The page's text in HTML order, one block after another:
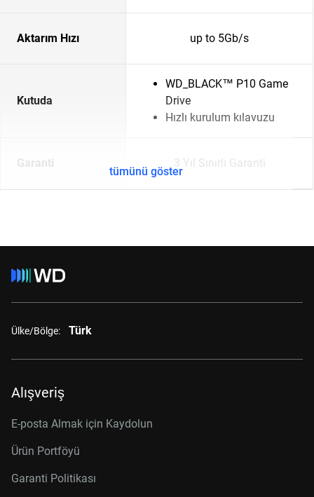
Aktarım Hızı up to 5Gb/s
Kutuda
WD_BLACK™ P10 Game
Drive
Hızlı kurulum kılavuzu
Garanti 3 Yıl Sınırlı Garanti
tümünü göster
Ülke/Bölge: Türk
Alışveriş
E-posta Almak için Kaydolun
Ürün Portföyü
Garanti Politikası